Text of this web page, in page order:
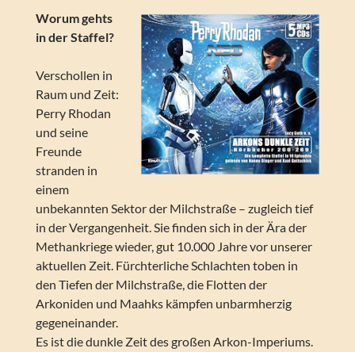
Worum gehts
in der Staffel?
Verschollen in
Raum und Zeit:
Perry Rhodan
und seine
Freunde
stranden in
einem
unbekannten Sektor der Milchstraße – zugleich tief
in der Vergangenheit. Sie finden sich in der Ära der
Methankriege wieder, gut 10.000 Jahre vor unserer
aktuellen Zeit. Fürchterliche Schlachten toben in
den Tiefen der Milchstraße, die Flotten der
Arkoniden und Maahks kämpfen unbarmherzig
gegeneinander.
Es ist die dunkle Zeit des großen Arkon-Imperiums.